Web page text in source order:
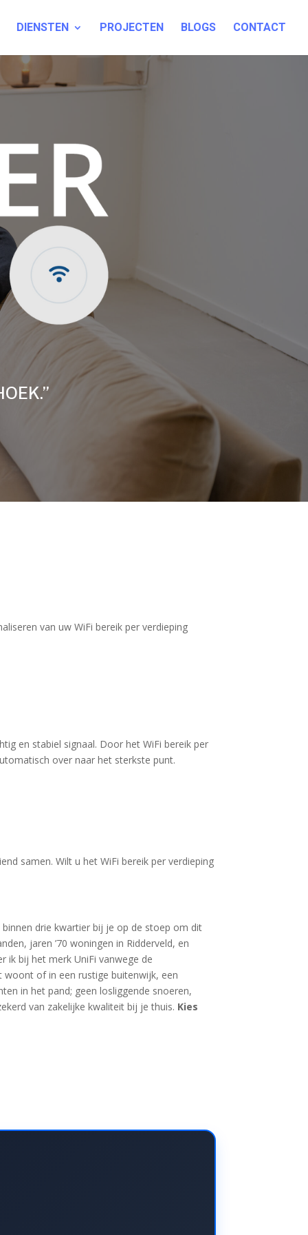
DIENSTEN PROJECTEN BLOGS CONTACT
van uw WiFi bereik per verdieping
en stabiel signaal. Door het WiFi bereik per
over naar het sterkste punt.
samen. Wilt u het WiFi bereik per verdieping
drie kwartier bij je op de stoep om dit
jaren ’70 woningen in Ridderveld, en
ik bij het merk UniFi vanwege de
woont of in een rustige buitenwijk, een
in het pand; geen losliggende snoeren,
van zakelijke kwaliteit bij je thuis. Kies